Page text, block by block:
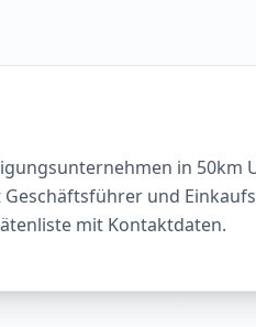
in 50km
und
mit Kontaktdaten.